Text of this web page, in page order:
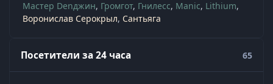
Мастер Denджин Громгот Гнилесс Manic Lithium
Воронислав Серокрыл Сантьяга
Посетители за 24 часа 65